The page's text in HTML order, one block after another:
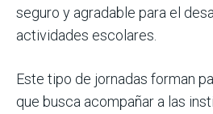
seguro y agradable para el
actividades escolares.
Este tipo de jornadas forman
que busca acompañar a las